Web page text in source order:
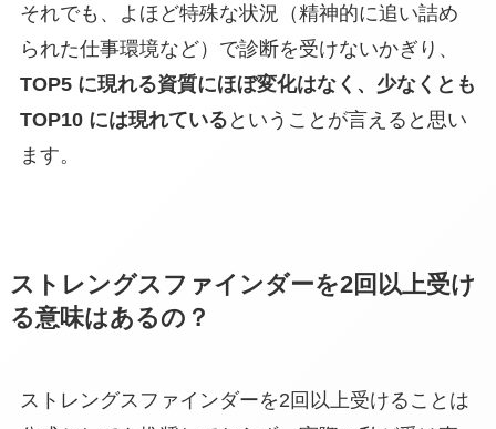
それでも、よほど特殊な状況（精神的に追い詰め
られた仕事環境など）で診断を受けないかぎり、
TOP5 に現れる資質にほぼ変化はなく、少なくとも
TOP10 には現れている ということが言えると思い
ます。
ストレングスファインダーを2回以上受け
る意味はあるの？
ストレングスファインダーを2回以上受けることは